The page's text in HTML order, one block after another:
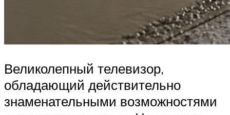
Великолепный телевизор,
обладающий действительно
знаменательными возможностями